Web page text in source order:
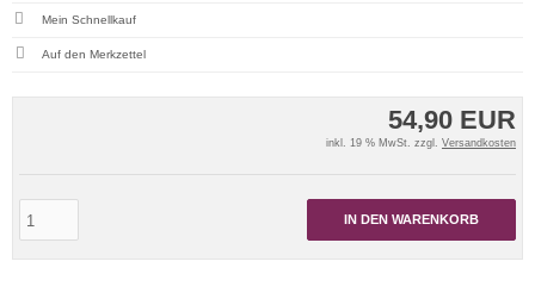
54,90 EUR
inkl. 19 % MwSt. zzgl. Versandkosten
IN DEN WARENKORB
Mein Schnellkauf